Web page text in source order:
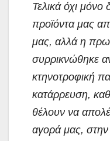
Τελικά όχι
προϊόντα μας
μας, αλλά η
συρρικνώθηκε
κτηνοτροφική
κατάρρευση,
θέλουν να
αγορά μας, στην